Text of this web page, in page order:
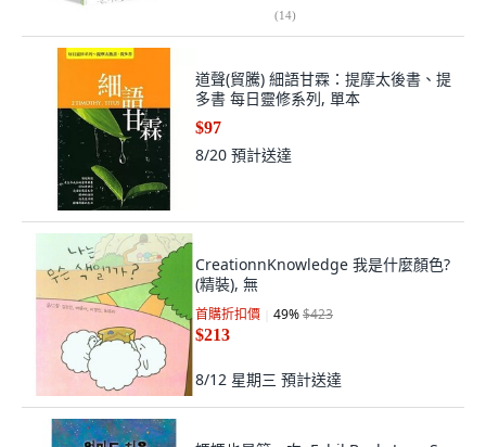
(14)
道聲(貿騰) 細語甘霖：提摩太後書、提
多書 每日靈修系列, 單本
$97
8/20 預計送達
CreationnKnowledge 我是什麼顏色?
(精裝), 無
首購折扣價 49%$423
$213
8/12 星期三 預計送達